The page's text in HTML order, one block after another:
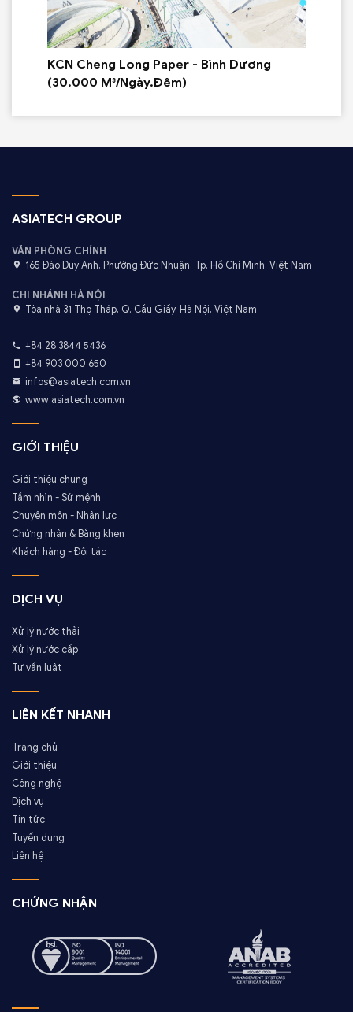
KCN Cheng Long Paper - Bình Dương
(30.000 M³/Ngày.Đêm)
ASIATECH GROUP
VĂN PHÒNG CHÍNH
165 Đào Duy Anh, Phường Đức Nhuận, Tp. Hồ Chí Minh, Việt Nam
CHI NHÁNH HÀ NỘI
Tòa nhà 31 Thọ Tháp, Q. Cầu Giấy, Hà Nội, Việt Nam
+84 28 3844 5436
+84 903 000 650
infos@asiatech.com.vn
www.asiatech.com.vn
GIỚI THIỆU
Giới thiệu chung
Tầm nhìn - Sứ mệnh
Chuyên môn - Nhân lực
Chứng nhận & Bằng khen
Khách hàng - Đối tác
DỊCH VỤ
Xử lý nước thải
Xử lý nước cấp
Tư vấn luật
LIÊN KẾT NHANH
Trang chủ
Giới thiệu
Công nghệ
Dịch vụ
Tin tức
Tuyển dụng
Liên hệ
CHỨNG NHẬN